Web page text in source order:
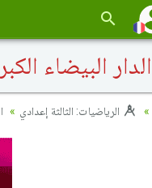
الدار البيضاء الكبرى 2012:
الرياضيات: الثالثة إعدادي